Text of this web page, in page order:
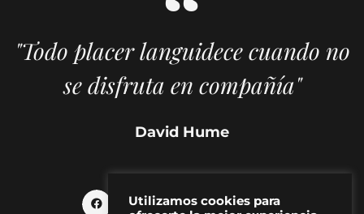
"Todo placer languidece cuando no
se disfruta en compañía"
David Hume
Utilizamos cookies para